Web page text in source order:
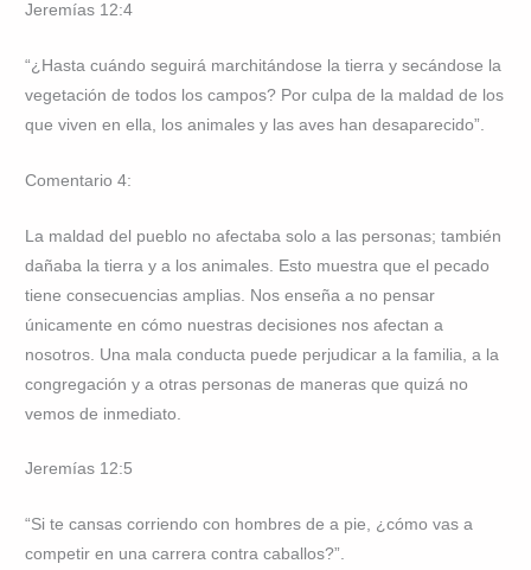
Jeremías 12:4
“¿Hasta cuándo seguirá marchitándose la tierra y secándose la
vegetación de todos los campos? Por culpa de la maldad de los
que viven en ella, los animales y las aves han desaparecido”.
Comentario 4:
La maldad del pueblo no afectaba solo a las personas; también
dañaba la tierra y a los animales. Esto muestra que el pecado
tiene consecuencias amplias. Nos enseña a no pensar
únicamente en cómo nuestras decisiones nos afectan a
nosotros. Una mala conducta puede perjudicar a la familia, a la
congregación y a otras personas de maneras que quizá no
vemos de inmediato.
Jeremías 12:5
“Si te cansas corriendo con hombres de a pie, ¿cómo vas a
competir en una carrera contra caballos?”.